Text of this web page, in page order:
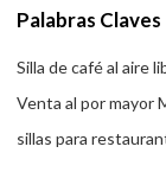
Palabras Claves
Silla de café al aire
Venta al por mayor
sillas para